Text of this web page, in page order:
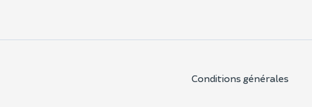
Conditions générales